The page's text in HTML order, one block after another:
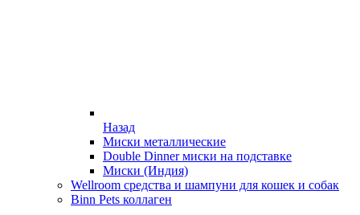
Назад
Миски металлические
Double Dinner миски на подставке
Миски (Индия)
Wellroom средства и шампуни для кошек и собак
Binn Pets коллаген